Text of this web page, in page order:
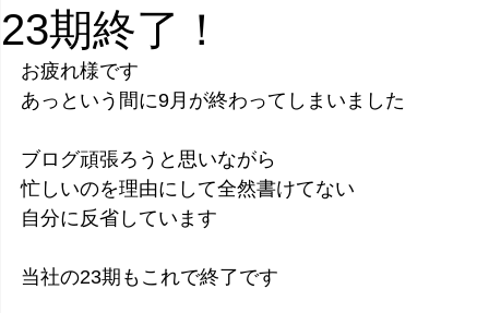
23期終了！
お疲れ様です
あっという間に9月が終わってしまいました
ブログ頑張ろうと思いながら
忙しいのを理由にして全然書けてない
自分に反省しています
当社の23期もこれで終了です